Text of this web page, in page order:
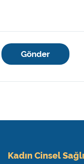
Gönder
Kadın Cinsel